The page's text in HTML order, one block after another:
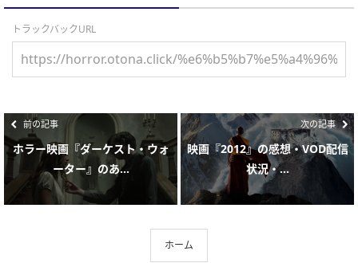
トラックバックURL
前の記事
ホラー映画『ダーケスト・ウォ
ーター』のあ...
次の記事
映画『2012』の感想・VOD配信
状況・...
ホーム